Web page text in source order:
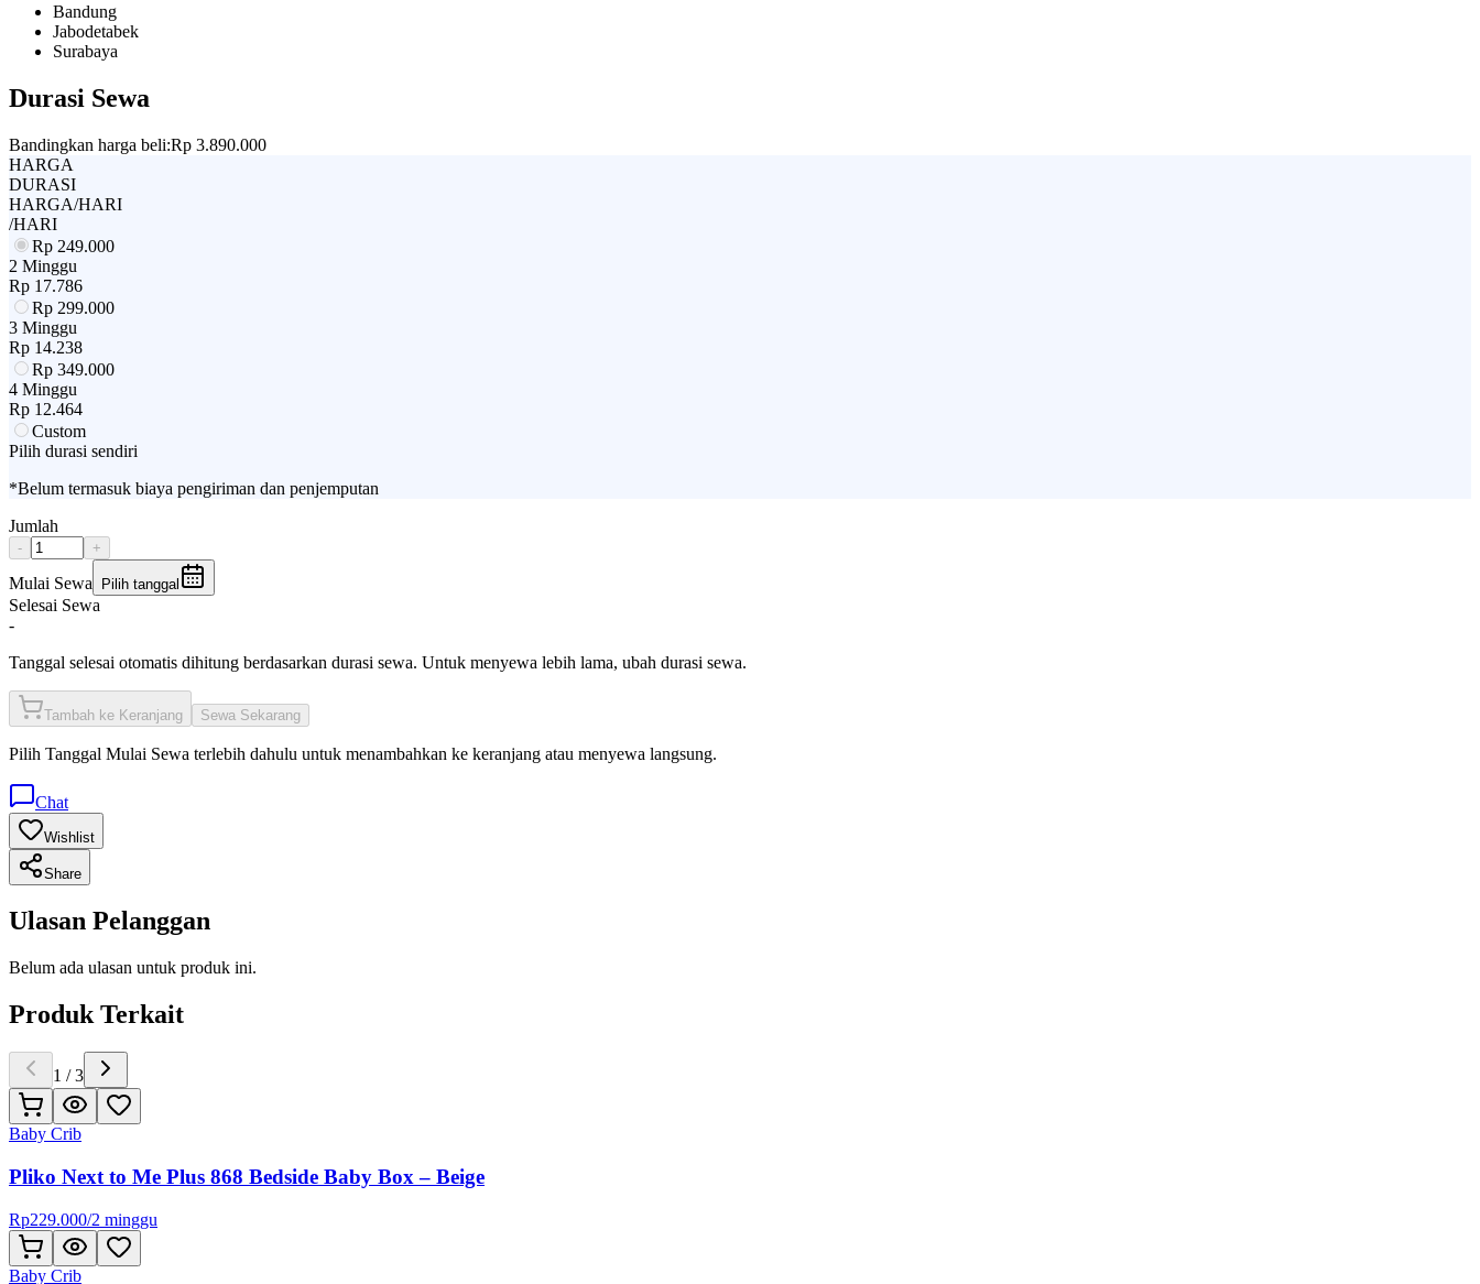
Bandung
Jabodetabek
Surabaya
Durasi Sewa
Bandingkan harga beli:Rp 3.890.000
HARGA
DURASI
HARGA/HARI
/HARI
Rp 249.000
2 Minggu
Rp 17.786
Rp 299.000
3 Minggu
Rp 14.238
Rp 349.000
4 Minggu
Rp 12.464
Custom
Pilih durasi sendiri
*Belum termasuk biaya pengiriman dan penjemputan
Jumlah
- +
Mulai Sewa Pilih tanggal
Selesai Sewa
-
Tanggal selesai otomatis dihitung berdasarkan durasi sewa. Untuk menyewa lebih lama, ubah durasi sewa.
Tambah ke Keranjang Sewa Sekarang
Pilih Tanggal Mulai Sewa terlebih dahulu untuk menambahkan ke keranjang atau menyewa langsung.
Chat
Wishlist
Share
Ulasan Pelanggan
Belum ada ulasan untuk produk ini.
Produk Terkait
1 /3
Baby Crib
Pliko Next to Me Plus 868 Bedside Baby Box – Beige
Rp229.000/2 minggu
Baby Crib